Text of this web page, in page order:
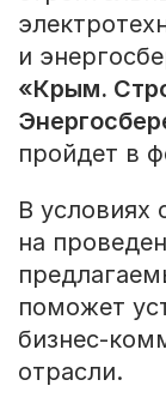
и
«Крым.
пройдет в
В условиях
на
поможет
бизнес-
отрасли.